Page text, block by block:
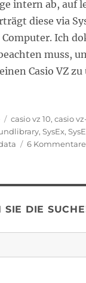
intern ab, auf
diese via
Computer. Ich
muss,
Casio VZ
Schlagwörter
casio vz 10,casio
,SysEx,
6 Kommentare
SIE DIE